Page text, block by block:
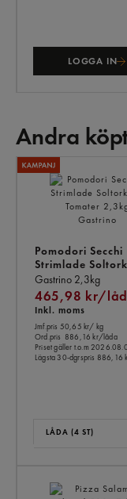
LOGGA IN
Andra
Pomodori Secchi
Strimlade
Tomater
Gastrino 2,3kg
465,98 kr/
Inkl. moms
Jmf.pris 50,65 kr/ kg
Ord.pris 886,16 kr/låda
Priset gäller t.o.m
Lägsta 30-dgrspris 886,16
LÅDA (4 ST)